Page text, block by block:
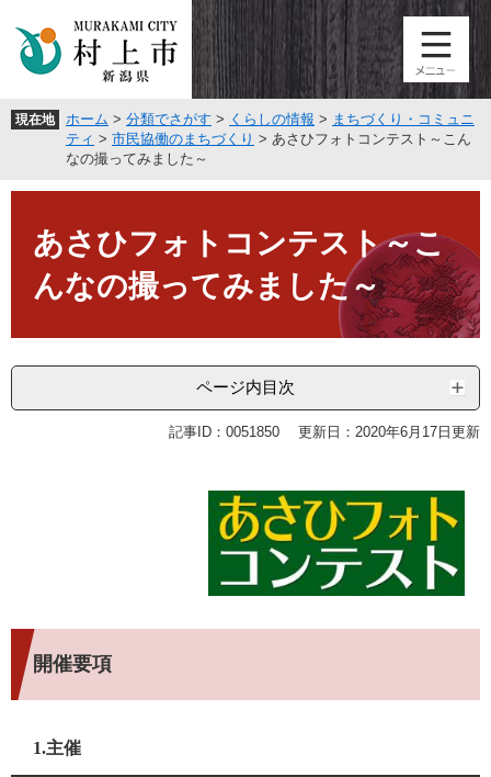
頭
。
飛
て
現在地 ホーム > 分類でさがす > くらしの情報 > まちづくり・コミュニ
ティ > 市民協働のまちづくり > あさひフォトコンテスト～こん
なの撮ってみました～
あさひフォトコンテスト～こ
んなの撮ってみました～
ページ内目次
記事ID：0051850 更新日：2020年6月17日更新
開催要項
1.主催